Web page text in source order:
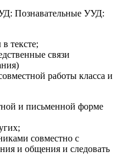
Познавательные УУД:
тексте;
связи
работы класса и
и письменной форме
совместно с
и общения и следовать